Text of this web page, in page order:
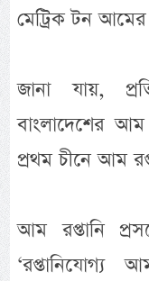
মেট্রিক টন আমের
জানা যায়,
বাংলাদেশের
প্রথম চীনে আম
আম রপ্তানি
‘রপ্তানিযোগ্য